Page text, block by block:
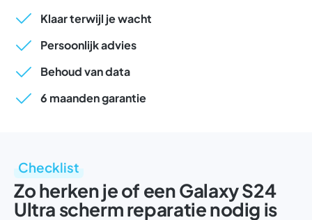
Klaar terwijl je wacht
Persoonlijk advies
Behoud van data
6 maanden garantie
Checklist
Zo herken je of een Galaxy S24
Ultra scherm reparatie nodig is